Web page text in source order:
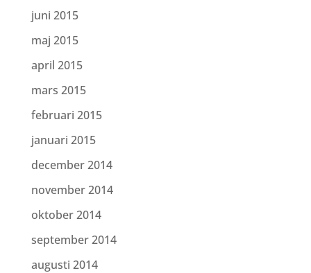
juni 2015
maj 2015
april 2015
mars 2015
februari 2015
januari 2015
december 2014
november 2014
oktober 2014
september 2014
augusti 2014